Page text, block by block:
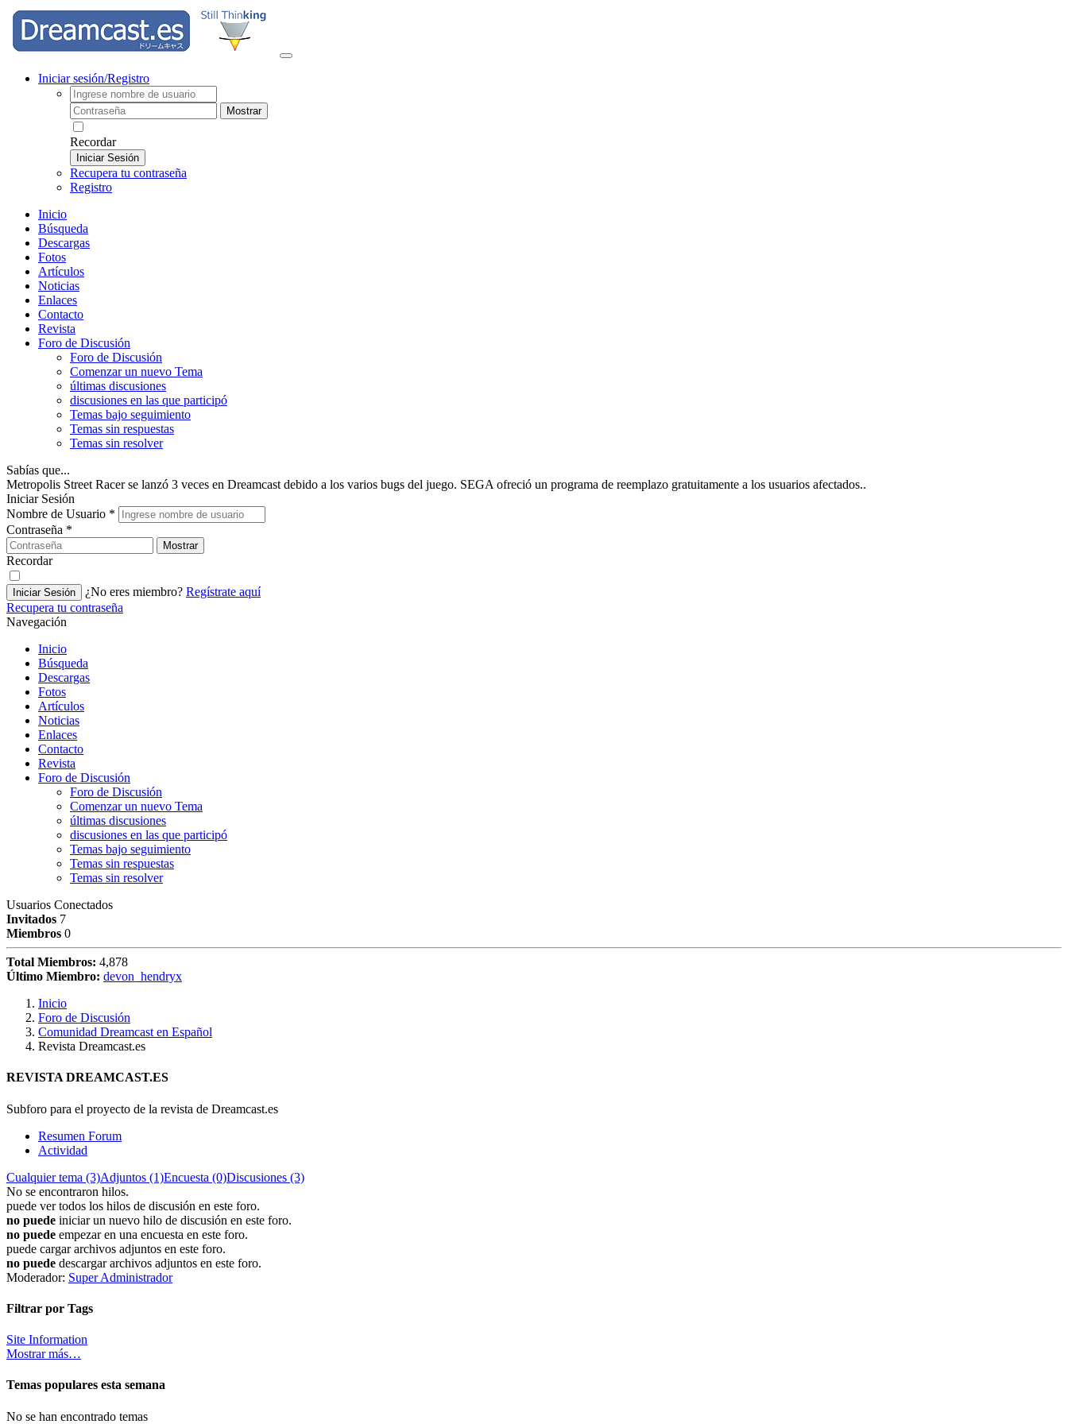
Iniciar sesión/Registro
Mostrar
Recordar
Iniciar Sesión
Recupera tu contraseña
Registro
Inicio
Búsqueda
Descargas
Fotos
Artículos
Noticias
Enlaces
Contacto
Revista
Foro de Discusión
Foro de Discusión
Comenzar un nuevo Tema
últimas discusiones
discusiones en las que participó
Temas bajo seguimiento
Temas sin respuestas
Temas sin resolver
Sabías que...
Metropolis Street Racer se lanzó 3 veces en Dreamcast debido a los varios bugs del juego. SEGA ofreció un programa de reemplazo gratuitamente a los usuarios afectados..
Iniciar Sesión
Nombre de Usuario *
Contraseña *
Mostrar
Recordar
Iniciar Sesión ¿No eres miembro? Regístrate aquí
Recupera tu contraseña
Navegación
Inicio
Búsqueda
Descargas
Fotos
Artículos
Noticias
Enlaces
Contacto
Revista
Foro de Discusión
Foro de Discusión
Comenzar un nuevo Tema
últimas discusiones
discusiones en las que participó
Temas bajo seguimiento
Temas sin respuestas
Temas sin resolver
Usuarios Conectados
Invitados 7
Miembros 0
Total Miembros: 4,878
Último Miembro: devon_hendryx
Inicio
Foro de Discusión
Comunidad Dreamcast en Español
Revista Dreamcast.es
REVISTA DREAMCAST.ES
Subforo para el proyecto de la revista de Dreamcast.es
Resumen Forum
Actividad
Cualquier tema (3)Adjuntos (1)Encuesta (0)Discusiones (3)
No se encontraron hilos.
puede ver todos los hilos de discusión en este foro.
no puede iniciar un nuevo hilo de discusión en este foro.
no puede empezar en una encuesta en este foro.
puede cargar archivos adjuntos en este foro.
no puede descargar archivos adjuntos en este foro.
Moderador: Super Administrador
Filtrar por Tags
Site Information
Mostrar más…
Temas populares esta semana
No se han encontrado temas